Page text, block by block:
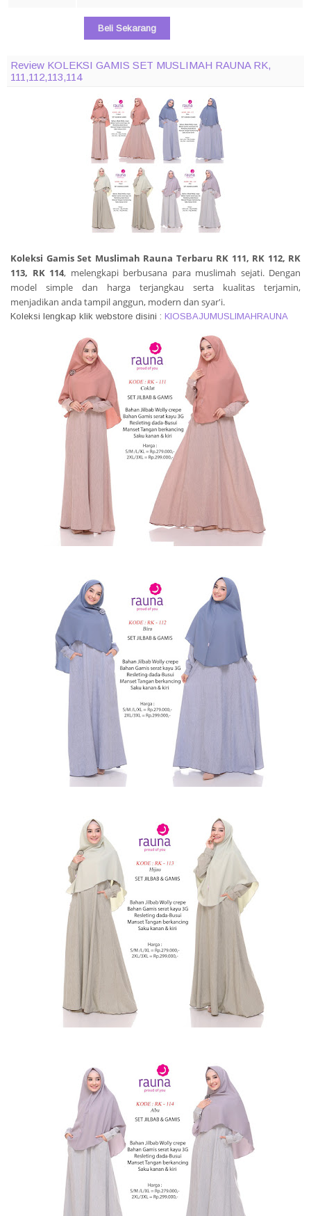
Beli Sekarang
Review KOLEKSI GAMIS SET MUSLIMAH RAUNA RK,
111,112,113,114
Koleksi Gamis Set Muslimah Rauna Terbaru RK 111, RK 112, RK
113, RK 114, melengkapi berbusana para muslimah sejati. Dengan
model simple dan harga terjangkau serta kualitas terjamin,
menjadikan anda tampil anggun, modern dan syar'i.
Koleksi lengkap klik webstore disini : KIOSBAJUMUSLIMAHRAUNA